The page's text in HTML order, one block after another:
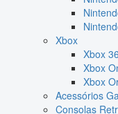
Xbox
Xbox
Xbox
Xbox
Acessórios
Consolas